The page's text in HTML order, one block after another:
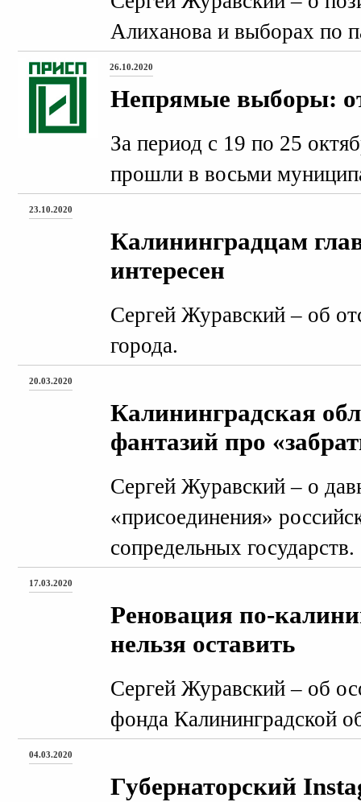
Алиханова и выборах по
26.10.2020
Непрямые выборы:
За период с 19 по 25
прошли в восьми
23.10.2020
Калининградцам
интересен
Сергей Журавский – об
города.
20.03.2020
Калининградская
фантазий про
Сергей Журавский – о
«присоединения»
сопредельных государств.
17.03.2020
Реновация по-
нельзя оставить
Сергей Журавский – об
фонда Калининградской
04.03.2020
Губернаторский